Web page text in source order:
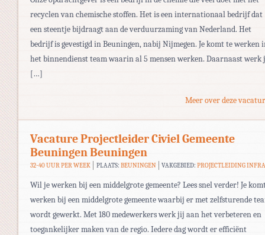
recyclen van chemische stoffen. Het is een internationaal bedrijf dat
een steentje bijdraagt aan de verduurzaming van Nederland. Het
bedrijf is gevestigd in Beuningen, nabij Nijmegen. Je komt te werken
het binnendienst team waarin al 5 mensen werken. Daarnaast werk
[…]
Meer over deze
Vacature Projectleider Civiel Gemeente
Beuningen Beuningen
32-40 UUR PER WEEK PLAATS: BEUNINGEN VAKGEBIED:PROJECTLEIDING
Wil je werken bij een middelgrote gemeente? Lees snel verder! Je
werken bij een middelgrote gemeente waarbij er met zelfsturende
wordt gewerkt. Met 180 medewerkers werk jij aan het verbeteren en
toegankelijker maken van de regio. Iedere dag wordt er efficiënt